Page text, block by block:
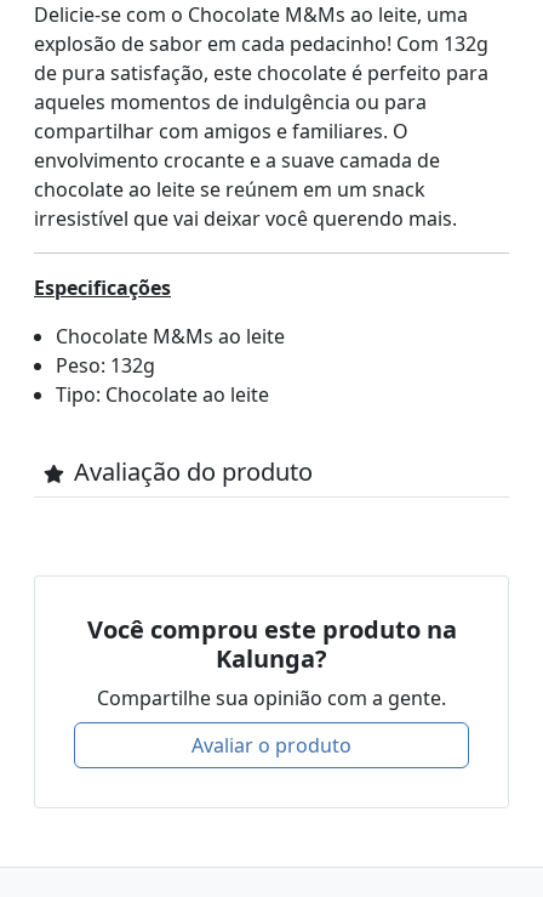
Delicie-se com o Chocolate M&Ms ao leite, uma
explosão de sabor em cada pedacinho! Com 132g
de pura satisfação, este chocolate é perfeito para
aqueles momentos de indulgência ou para
compartilhar com amigos e familiares. O
envolvimento crocante e a suave camada de
chocolate ao leite se reúnem em um snack
irresistível que vai deixar você querendo mais.
Especificações
Chocolate M&Ms ao leite
Peso: 132g
Tipo: Chocolate ao leite
Avaliação do produto
Você comprou este produto na
Kalunga?
Compartilhe sua opinião com a gente.
Avaliar o produto